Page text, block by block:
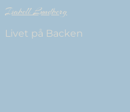
Isabell Lundberg
Livet på Backen